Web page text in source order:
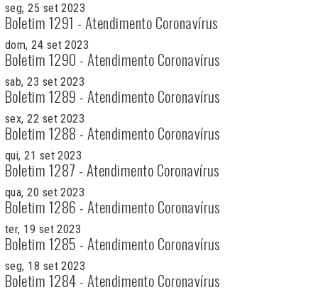
seg, 25 set 2023
Boletim 1291 - Atendimento Coronavírus
dom, 24 set 2023
Boletim 1290 - Atendimento Coronavírus
sab, 23 set 2023
Boletim 1289 - Atendimento Coronavírus
sex, 22 set 2023
Boletim 1288 - Atendimento Coronavírus
qui, 21 set 2023
Boletim 1287 - Atendimento Coronavírus
qua, 20 set 2023
Boletim 1286 - Atendimento Coronavírus
ter, 19 set 2023
Boletim 1285 - Atendimento Coronavírus
seg, 18 set 2023
Boletim 1284 - Atendimento Coronavírus